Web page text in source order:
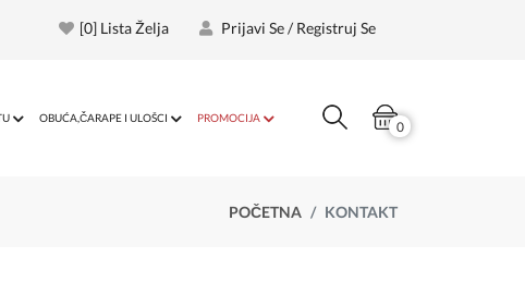
[0] Lista Želja Prijavi Se / Registruj Se
OBUĆA,ČARAPE I ULOŠCI PROMOCIJA
0
POČETNA KONTAKT